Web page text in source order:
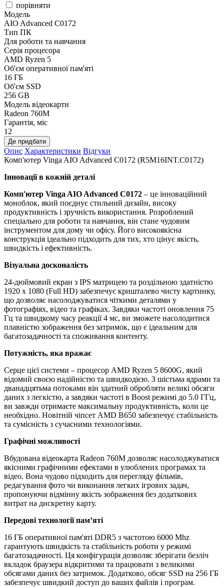
порівняти
Модель
AIO Advanced C0172
Тип ПК
Для роботи та навчання
Серія процесора
AMD Ryzen 5
Об'єм оперативної пам'яті
16 ГБ
Об'єм SSD
256 GB
Модель відеокарти
Radeon 760M
Гарантія, міс
12
Де придбати
Опис Характеристики Відгуки
Комп'ютер Vinga AIO Advanced C0172 (R5M16INT.C0172)
Інновації в кожній деталі
Комп'ютер Vinga AIO Advanced C0172 – це інноваційний
моноблок, який поєднує стильний дизайн, високу
продуктивність і зручність використання. Розроблений
спеціально для роботи та навчання, він стане чудовим
інструментом для дому чи офісу. Його високоякісна
конструкція ідеально підходить для тих, хто цінує якість,
швидкість і ефективність.
Візуальна досконалість
24-дюймовий екран з IPS матрицею та роздільною здатністю
1920 x 1080 (Full HD) забезпечує кришталево чисту картинку,
що дозволяє насолоджуватися чіткими деталями у
фотографіях, відео та графіках. Завдяки частоті оновлення 75
Гц та швидкому часу реакції 4 мс, ви зможете насолодитися
плавністю зображення без затримок, що є ідеальним для
багатозадачності та споживання контенту.
Потужність, яка вражає
Серце цієї системи – процесор AMD Ryzen 5 8600G, який
відомий своєю надійністю та швидкодією. З шістьма ядрами та
дванадцятьма потоками він здатний обробляти великі обсяги
даних з легкістю, а завдяки частоті в Boost режимі до 5.0 ГГц,
ви завжди отримаєте максимальну продуктивність, коли це
необхідно. Новітній чіпсет AMD B650 забезпечує стабільність
та сумісність з сучасними технологіями.
Графічні можливості
Вбудована відеокарта Radeon 760M дозволяє насолоджуватися
якісними графічними ефектами в улюблених програмах та
відео. Вона чудово підходить для перегляду фільмів,
редагування фото чи виконання легких ігрових задач,
пропонуючи відмінну якість зображення без додаткових
витрат на дискретну карту.
Передові технології пам’яті
16 ГБ оперативної пам'яті DDR5 з частотою 6000 Mhz
гарантують швидкість та стабільність роботи у режимі
багатозадачності. Ця конфігурація дозволяє зберігати безліч
вкладок браузера відкритими та працювати з великими
обсягами даних без затримок. Додатково, обсяг SSD на 256 ГБ
забезпечує швидкий доступ до ваших файлів і програм.